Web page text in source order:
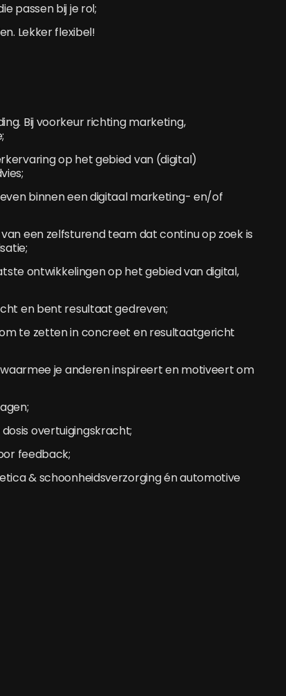
passen bij je rol;
Lekker flexibel!
Bij voorkeur richting marketing,
op het gebied van (digital)
binnen een digitaal marketing- en/of
een zelfsturend team dat continu op zoek is
ontwikkelingen op het gebied van digital,
en bent resultaat gedreven;
te zetten in concreet en resultaatgericht
je anderen inspireert en motiveert om
overtuigingskracht;
feedback;
& schoonheidsverzorging én automotive